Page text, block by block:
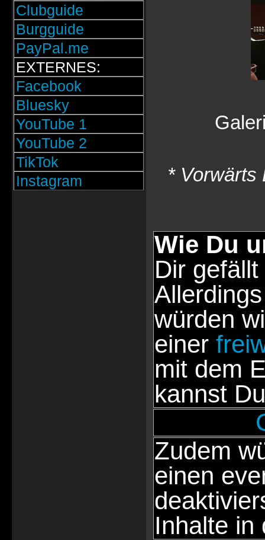
Clubguide
Burgguide
PayPal.me
EXTERNES:
Facebook
Bluesky
YouTube 1
YouTube 2
TikTok
Instagram
* Vorwärts
Wie Du
Dir
würden
einer
mit dem
kannst
Zudem
einen
Inhalte in